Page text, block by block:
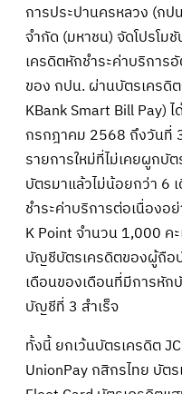
การประปานครหลวง (ก
จำกัด (มหาชน) จัดโปรโ
เครดิตหักชำระค่าบริการ
ของ กปน. ผ่านบัตรเครดิ
KBank Smart Bill Pay)
กรกฎาคม 2568 ถึงวันที่
รายการใหม่ที่ไม่เคยผูกบั
บัตรมาแล้วไม่น้อยกว่า 6
ชำระค่าบริการต่อเนื่องอ
K Point จำนวน 1,000 ค
บัญชีบัตรเครดิตของผู้ถือ
เดือนของเดือนที่มีการหัก
บัญชีที่ 3 สำเร็จ
ทั้งนี้ ยกเว้นบัตรเครดิต
UnionPay กสิกรไทย บัต